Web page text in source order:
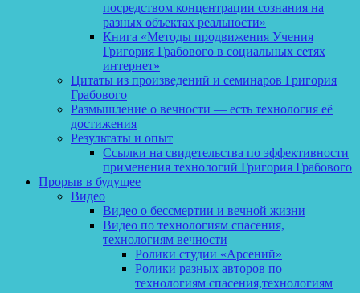
посредством концентрации сознания на
разных объектах реальности»
Книга «Методы продвижения Учения
Григория Грабового в социальных сетях
интернет»
Цитаты из произведений и семинаров Григория
Грабового
Размышление о вечности — есть технология её
достижения
Результаты и опыт
Ссылки на свидетельства по эффективности
применения технологий Григория Грабового
Прорыв в будущее
Видео
Видео о бессмертии и вечной жизни
Видео по технологиям спасения,
технологиям вечности
Ролики студии «Арсений»
Ролики разных авторов по
технологиям спасения,технологиям